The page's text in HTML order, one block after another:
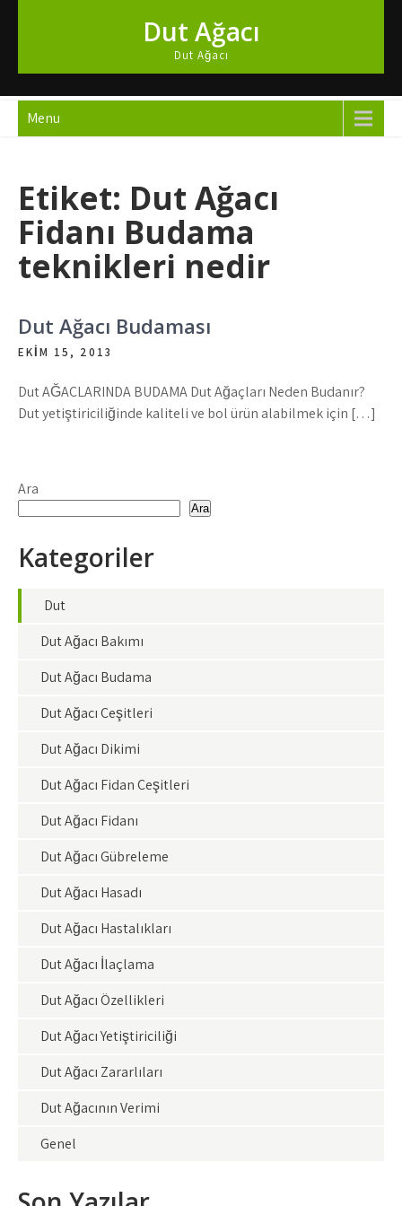
Dut Ağacı
Dut Ağacı
Menu
Etiket: Dut Ağacı
Fidanı Budama
teknikleri nedir
Dut Ağacı Budaması
EKIM 15, 2013
Dut AĞAÇLARINDA BUDAMA Dut Ağaçları Neden Budanır?
Dut yetiştiriciliğinde kaliteli ve bol ürün alabilmek için […]
Ara
Ara
Kategoriler
Dut
Dut Ağacı Bakımı
Dut Ağacı Budama
Dut Ağacı Çeşitleri
Dut Ağacı Dikimi
Dut Ağacı Fidan Çeşitleri
Dut Ağacı Fidanı
Dut Ağacı Gübreleme
Dut Ağacı Hasadı
Dut Ağacı Hastalıkları
Dut Ağacı İlaçlama
Dut Ağacı Özellikleri
Dut Ağacı Yetiştiriciliği
Dut Ağacı Zararlıları
Dut Ağacının Verimi
Genel